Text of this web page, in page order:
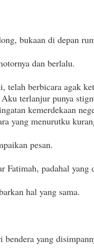
bukaan di depan
dan berlalu.
berbicara agak
terlanjur punya
kemerdekaan
yang menurutku
pesan.
padahal yang
hal yang sama.
yang